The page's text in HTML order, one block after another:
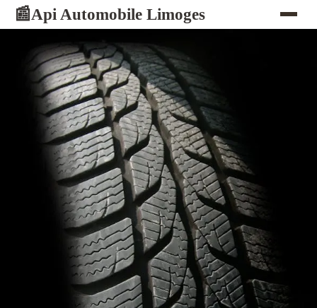
📰Api Automobile Limoges